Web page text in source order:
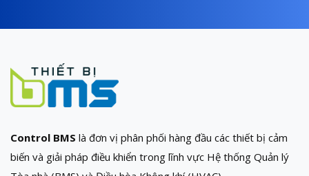
Control BMS là đơn vị phân phối hàng đầu các thiết bị cảm
biến và giải pháp điều khiển trong lĩnh vực Hệ thống Quản lý